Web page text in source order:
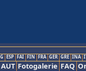
ESP FAI FIN FRA GER GRE INA
Fotogalerie FAQ